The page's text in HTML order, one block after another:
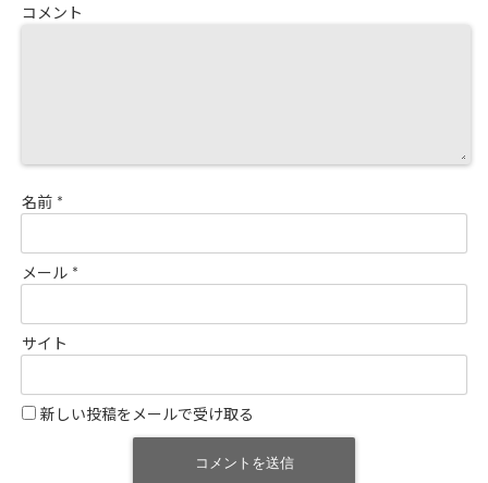
コメント
名前 *
メール *
サイト
新しい投稿をメールで受け取る